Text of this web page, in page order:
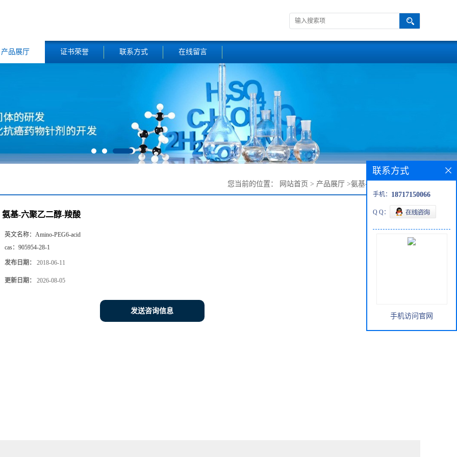
产品展厅 证书荣誉 联系方式 在线留言
您当前的位置： 网站首页 > 产品展厅 >氨基-六聚乙二醇-羧酸
氨基-六聚乙二醇-羧酸
英文名称： Amino-PEG6-acid
cas： 905954-28-1
发布日期： 2018-06-11
更新日期： 2026-08-05
发送咨询信息
联系方式
手机： 18717150066
Q Q：
手机访问官网